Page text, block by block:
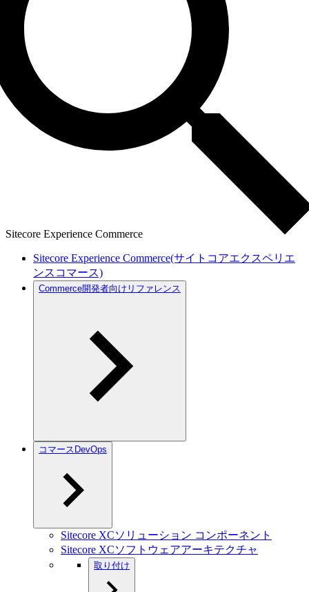
Sitecore Experience Commerce
Sitecore Experience Commerce(サイトコアエクスペリエ
ンスコマース)
Commerce開発者向けリファレンス
コマースDevOps
Sitecore XCソリューション コンポーネント
Sitecore XCソフトウェアアーキテクチャ
取り付け